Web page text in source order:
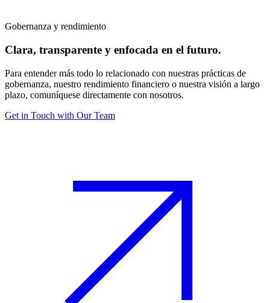
Gobernanza y rendimiento
Clara, transparente y enfocada en el futuro.
Para entender más todo lo relacionado con nuestras prácticas de
gobernanza, nuestro rendimiento financiero o nuestra visión a largo
plazo, comuníquese directamente con nosotros.
Get in Touch with Our Team